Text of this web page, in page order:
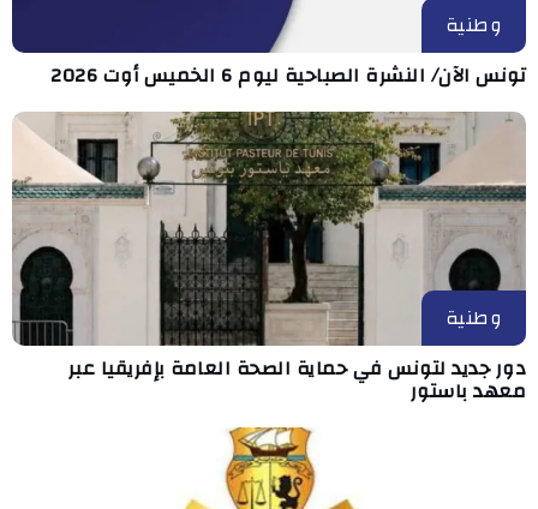
وطنية
تونس الآن/ النشرة الصباحية ليوم 6 الخميس أوت 2026
وطنية
دور جديد لتونس في حماية الصحة العامة بإفريقيا عبر
معهد باستور